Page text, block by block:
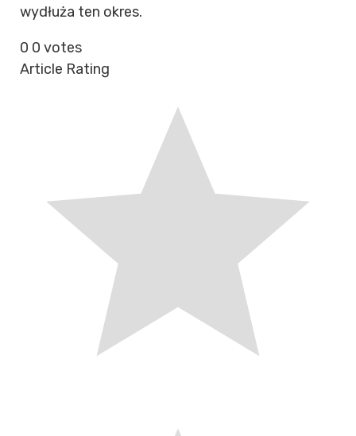
wydłuża ten okres.
0 0 votes
Article Rating